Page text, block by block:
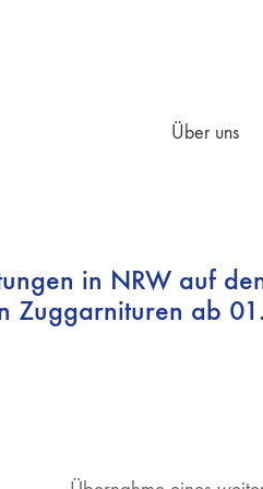
Über uns
in NRW auf
Zuggarnituren ab